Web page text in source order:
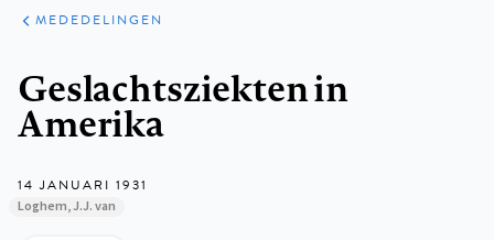
ARTIKELEN
VARIA
MEDEDELINGEN
Geslachtsziekten in
Amerika
14 JANUARI 1931
Loghem, J.J. van